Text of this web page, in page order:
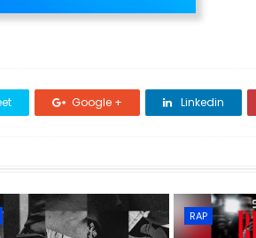
Google + Linkedin
RAP